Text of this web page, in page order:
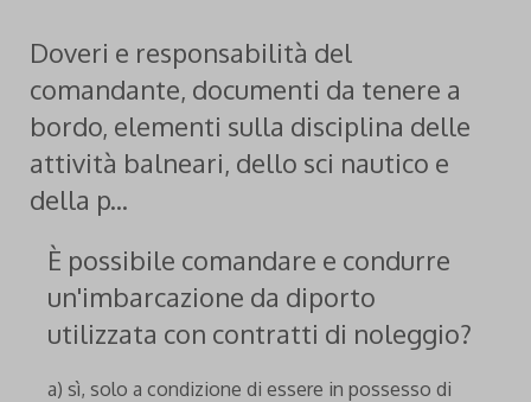
Doveri e responsabilità del
comandante, documenti da tenere a
bordo, elementi sulla disciplina delle
attività balneari, dello sci nautico e
della p...
È possibile comandare e condurre
un'imbarcazione da diporto
utilizzata con contratti di noleggio?
a) sì, solo a condizione di essere in possesso di